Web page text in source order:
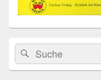
Primärer
Seitenleisten
Widget-
Bereich
Search
for:
Suche